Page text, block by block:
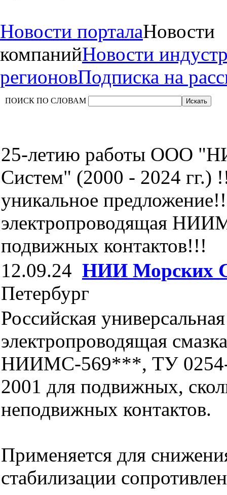
Новости порталаНовости
компанийНовости
регионовПодписка на
ПОИСК ПО СЛОВАМ
25-летию работы ООО
Систем" (2000 - 2024 гг.)
уникальное
электропроводящая
подвижных контактов!!!
12.09.24 НИИ Морских
Петербург
Российская
электропроводящая смазка
НИИМС-569***, ТУ 0254-
2001 для подвижных,
неподвижных контактов.
Применяется для
стабилизации